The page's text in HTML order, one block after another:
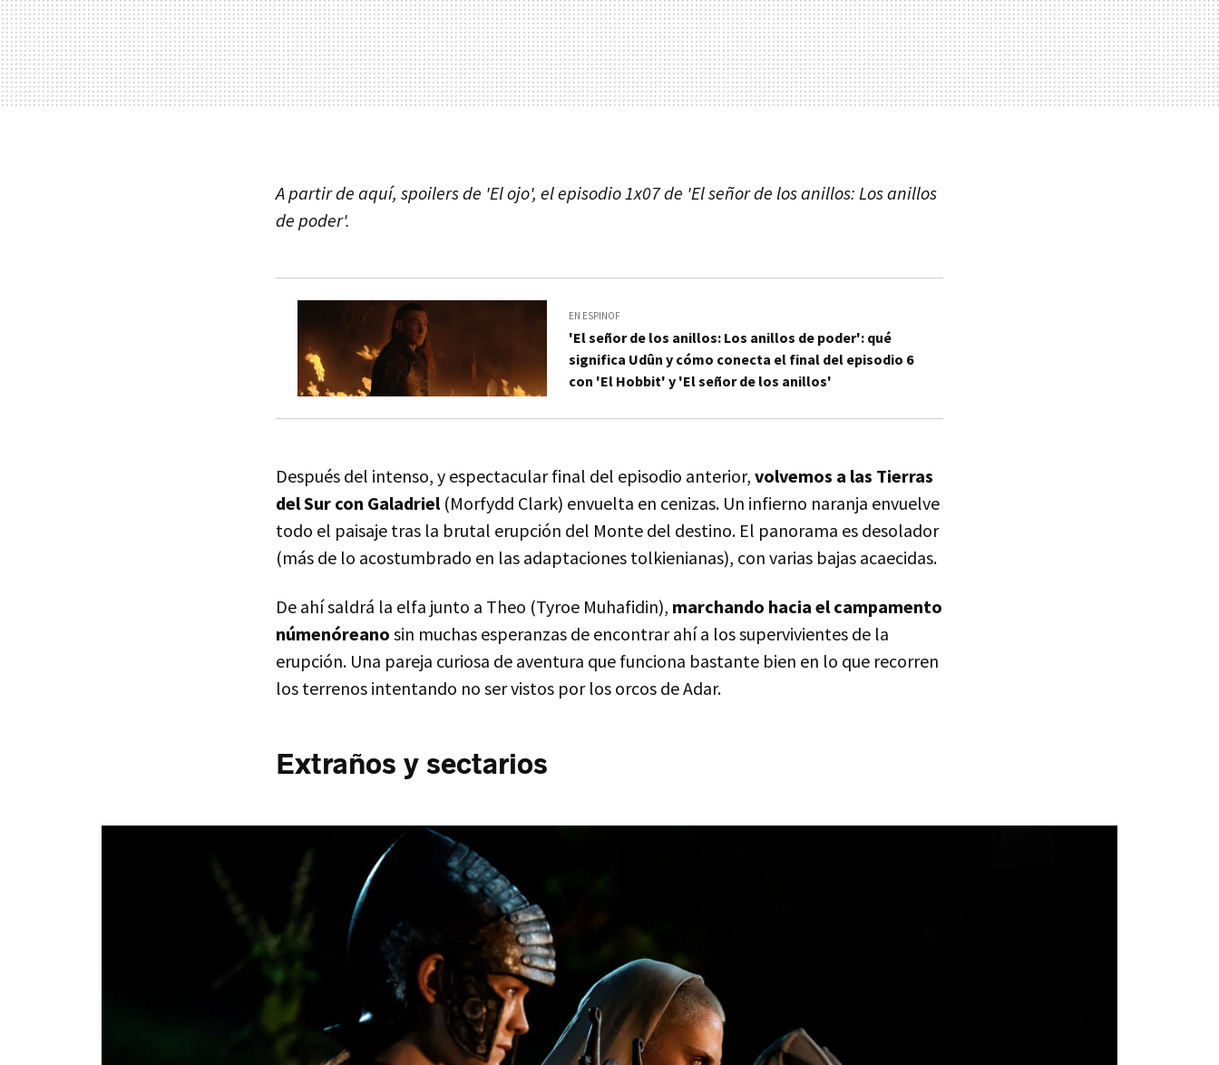
A partir de aquí, spoilers de 'El ojo', el episodio 1x07 de 'El señor de los anillos: Los anillos
de poder'.
EN ESPINOF
'El señor de los anillos: Los anillos de poder': qué
significa Udûn y cómo conecta el final del episodio 6
con 'El Hobbit' y 'El señor de los anillos'
Después del intenso, y espectacular final del episodio anterior, volvemos a las Tierras
del Sur con Galadriel (Morfydd Clark) envuelta en cenizas. Un infierno naranja envuelve
todo el paisaje tras la brutal erupción del Monte del destino. El panorama es desolador
(más de lo acostumbrado en las adaptaciones tolkienianas), con varias bajas acaecidas.
De ahí saldrá la elfa junto a Theo (Tyroe Muhafidin), marchando hacia el campamento
númenóreano sin muchas esperanzas de encontrar ahí a los supervivientes de la
erupción. Una pareja curiosa de aventura que funciona bastante bien en lo que recorren
los terrenos intentando no ser vistos por los orcos de Adar.
Extraños y sectarios